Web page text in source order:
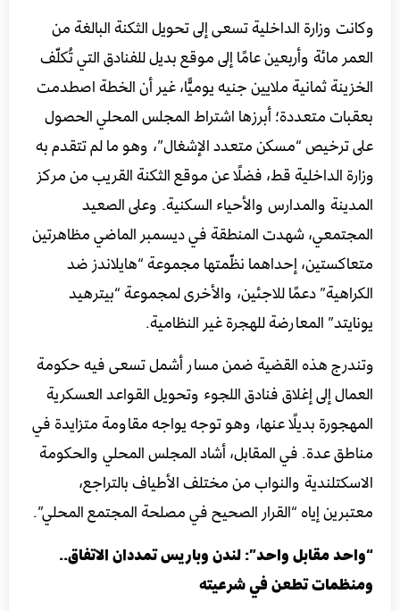
وكانت وزارة الداخلية تسعى إلى تحويل الثكنة البالغة من
العمر مائة وأربعين عامًا إلى موقع بديل للفنادق التي تُكلّف
الخزينة ثمانية ملايين جنيه يوميًّا، غير أن الخطة اصطدمت
بعقبات متعددة؛ أبرزها اشتراط المجلس المحلي الحصول
على ترخيص “مسكن متعدد الإشغال”، وهو ما لم تتقدم به
وزارة الداخلية قط، فضلًا عن موقع الثكنة القريب من مركز
المدينة والمدارس والأحياء السكنية. وعلى الصعيد
المجتمعي، شهدت المنطقة في ديسمبر الماضي مظاهرتين
متعاكستين، إحداهما نظّمتها مجموعة “هايلاندز ضد
الكراهية” دعمًا للاجئين، والأخرى لمجموعة “بيترهيد
يونايتد” المعارضة للهجرة غير النظامية.
وتندرج هذه القضية ضمن مسار أشمل تسعى فيه حكومة
العمال إلى إغلاق فنادق اللجوء وتحويل القواعد العسكرية
المهجورة بديلًا عنها، وهو توجه يواجه مقاومة متزايدة في
مناطق عدة. في المقابل، أشاد المجلس المحلي والحكومة
الاسكتلندية والنواب من مختلف الأطياف بالتراجع،
معتبرين إياه “القرار الصحيح في مصلحة المجتمع المحلي”.
“واحد مقابل واحد”: لندن وباريس تمددان الاتفاق..
ومنظمات تطعن في شرعيته